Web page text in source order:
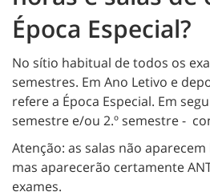
Época Especial?
No sítio habitual de todos os
semestres. Em Ano Letivo e
refere a Época Especial. Em
semestre e/ou 2.º semestre -
Atenção: as salas não
mas aparecerão certamente
exames.